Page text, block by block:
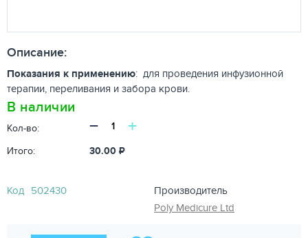
Описание:
Показания к применению: для проведения инфузионной
терапии, переливания и забора крови.
В наличии
Кол-во: − +
Итого: 30.00 ₽
Код 502430
Производитель
Poly Medicure Ltd